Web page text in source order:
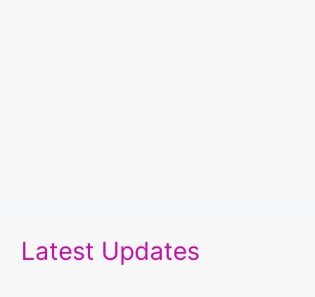
Latest Updates